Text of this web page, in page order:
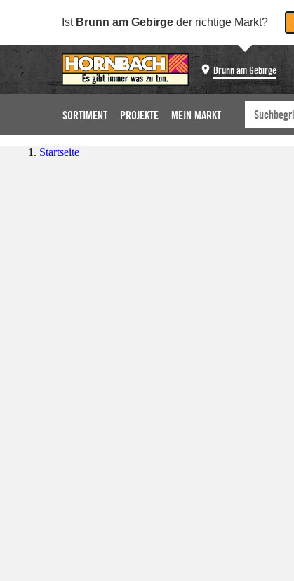
Ist Brunn am Gebirge der richtige Markt?
Brunn am Gebirge
SORTIMENT PROJEKTE MEIN MARKT
Startseite